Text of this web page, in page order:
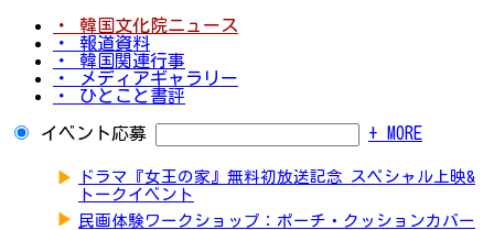
・ 韓国文化院ニュース
・ 報道資料
・ 韓国関連行事
・ メディアギャラリー
・ ひとこと書評
イベント応募 + MORE
▶
ドラマ『女王の家』無料初放送記念 スペシャル上映&
トークイベント
▶ 民画体験ワークショップ：ポーチ・クッションカバー